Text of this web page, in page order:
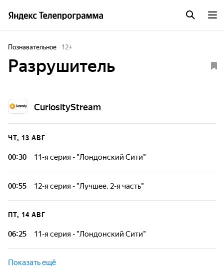
Познавательное 12+
Разрушитель
CuriosityStream
ЧТ, 13 АВГ
00:30 11-я серия - "Лондонский Сити"
В густонаселенном районе Лондона нужно снести здание
новой гостиницы. Проблема в том, что при строительстве
этого здания были использованы материалы с асбестом.
00:55 12-я серия - "Лучшее. 2-я часть"
Брендан Моар вспоминает самые интересные и
ПТ, 14 АВГ
06:25 11-я серия - "Лондонский Сити"
В густонаселенном районе Лондона нужно снести здание
1960-х годов, чтобы освободить место под строительство
новой гостиницы. Проблема в том, что при строительстве
Показать ещё